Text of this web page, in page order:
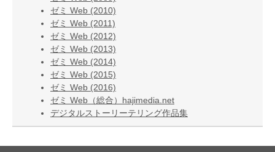
ゼミ Web (2010)
ゼミ Web (2011)
ゼミ Web (2012)
ゼミ Web (2013)
ゼミ Web (2014)
ゼミ Web (2015)
ゼミ Web (2016)
ゼミ Web（総合）hajimedia.net
デジタルストーリーテリング作品集